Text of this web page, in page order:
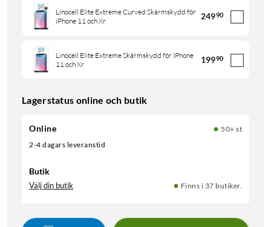
Linocell Elite Extreme Curved Skärmskydd för
iPhone 11 och Xr
24990
Linocell Elite Extreme Skärmskydd för iPhone
11 och Xr
19990
Lagerstatus online och butik
Online
50+ st
2-4 dagars leveranstid
Butik
Välj din butik Finns i 37 butiker.